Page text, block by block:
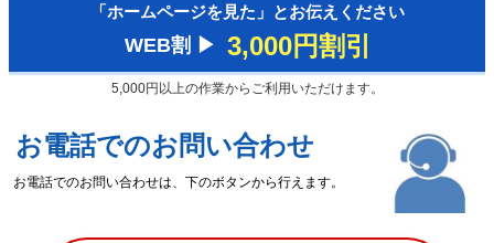
「ホームページを見た」とお伝えください
WEB割 ▶︎ 3,000円割引
5,000円以上の作業からご利用いただけます。
お電話でのお問い合わせ
お電話でのお問い合わせは、下のボタンから行えます。